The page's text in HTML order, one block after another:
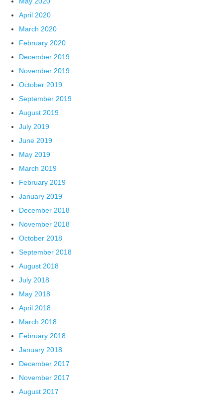
April 2020
March 2020
February 2020
December 2019
November 2019
October 2019
September 2019
August 2019
July 2019
June 2019
May 2019
March 2019
February 2019
January 2019
December 2018
November 2018
October 2018
September 2018
August 2018
July 2018
May 2018
April 2018
March 2018
February 2018
January 2018
December 2017
November 2017
August 2017